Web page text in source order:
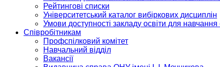
Рейтингові списки
Університетський каталог вибіркових дисциплін
Умови доступності закладу освіти для
Співробітникам
Профспілковий комітет
Навчальний відділ
Вакансії